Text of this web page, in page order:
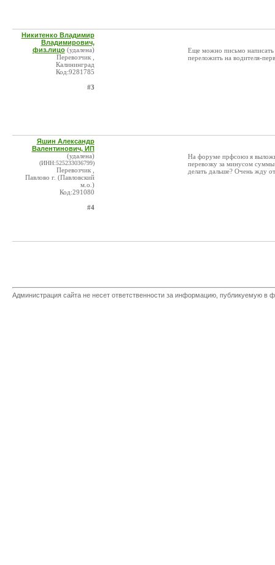
Никитенко Владимир
Владимирович,
физ.лицо (удалена)
Перевозчик ,
Калининград
Код:9281785
#3
Еще можно письмо написать
переложить на водителя-
Яшин Александр
Валентинович, ИП
(удалена)
(ИНН:525233036799)
Перевозчик ,
Павлово г. (Павловский
м.о.)
Код:291080
#4
На форуме прфсоюз я
перевозку за минусом
делать дальше? Очень жду
Администрация сайта не несет ответственности за информацию, публикуемую